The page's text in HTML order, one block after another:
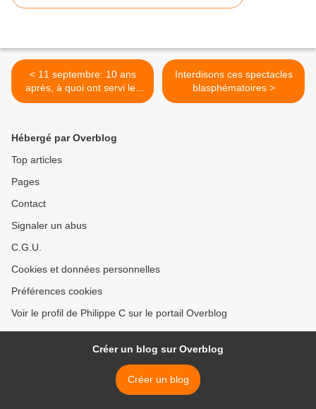
< 11 septembre: 10 ans
après, à quoi ont servi les
lois antiterroristes ?
Interdisons ces spectacles
blasphématoires >
Hébergé par Overblog
Top articles
Pages
Contact
Signaler un abus
C.G.U.
Cookies et données personnelles
Préférences cookies
Voir le profil de Philippe C sur le portail Overblog
Créer un blog sur Overblog
Créer un blog